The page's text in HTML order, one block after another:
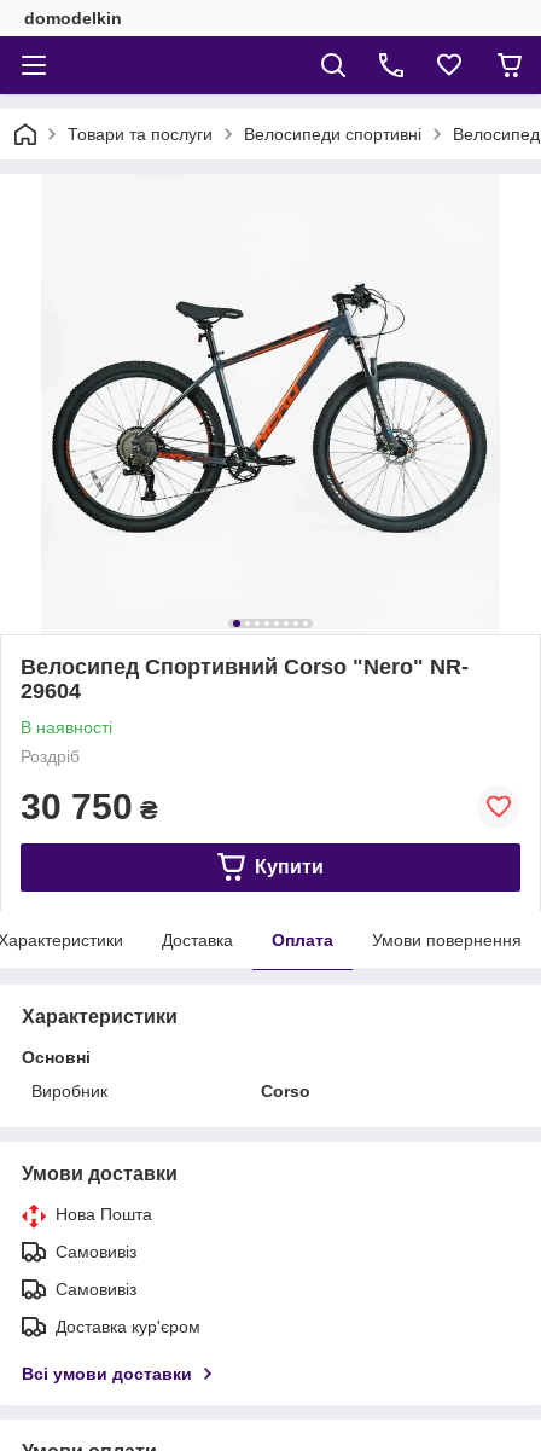
domodelkin
Товари та послуги Велосипеди спортивні
Велосипед Спортивний Corso "Nero" NR-
29604
В наявності
Роздріб
30 750 ₴
Купити
Доставка Оплата Умови повернення
Характеристики
Основні
Виробник
Corso
Умови доставки
Нова Пошта
Самовивіз
Самовивіз
Доставка кур'єром
Всі умови доставки